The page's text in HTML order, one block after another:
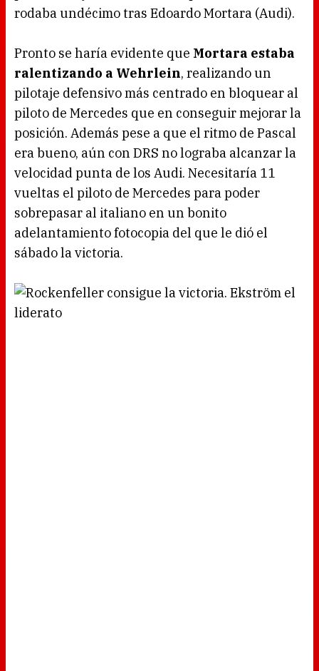
rodaba undécimo tras Edoardo Mortara (Audi).
Pronto se haría evidente que Mortara estaba
ralentizando a Wehrlein, realizando un
pilotaje defensivo más centrado en bloquear al
piloto de Mercedes que en conseguir mejorar la
posición. Además pese a que el ritmo de Pascal
era bueno, aún con DRS no lograba alcanzar la
velocidad punta de los Audi. Necesitaría 11
vueltas el piloto de Mercedes para poder
sobrepasar al italiano en un bonito
adelantamiento fotocopia del que le dió el
sábado la victoria.